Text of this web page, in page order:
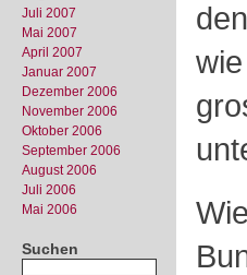
Juli 2007
Mai 2007
April 2007
Januar 2007
Dezember 2006
November 2006
Oktober 2006
September 2006
August 2006
Juli 2006
Mai 2006
Suchen